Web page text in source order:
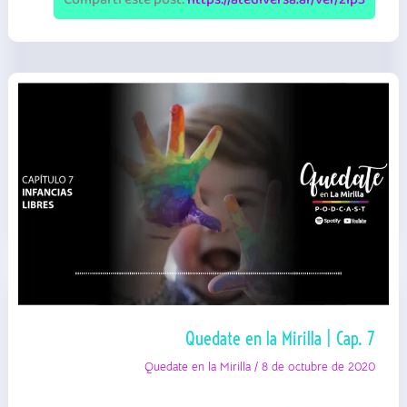
Quedate en la Mirilla | Cap. 7
Quedate en la Mirilla /8 de octubre de 2020